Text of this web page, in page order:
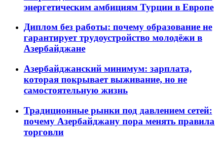
энергетическим амбициям Турции в Европе
Диплом без работы: почему образование не
гарантирует трудоустройство молодёжи в
Азербайджане
Азербайджанский минимум: зарплата,
которая покрывает выживание, но не
самостоятельную жизнь
Традиционные рынки под давлением сетей:
почему Азербайджану пора менять правила
торговли